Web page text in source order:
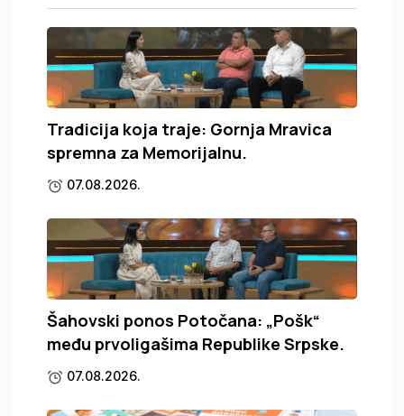
Tradicija koja traje: Gornja Mravica
spremna za Memorijalnu.
07.08.2026.
Šahovski ponos Potočana: „Pošk“
među prvoligašima Republike Srpske.
07.08.2026.